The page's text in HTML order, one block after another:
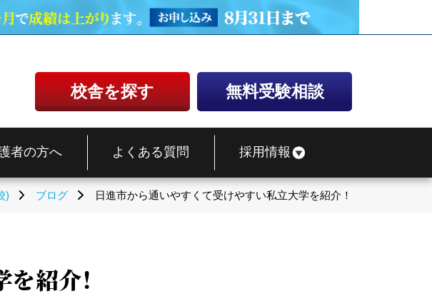
校舎を探す 無料受験相談
者の方へ よくある質問 採用情報
) ブログ 日進市から通いやすくて受けやすい私立大学を紹介！
紹介！